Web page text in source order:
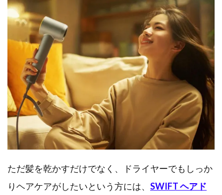
ただ髪を乾かすだけでなく、ドライヤーでもしっか
りヘアケアがしたいという方には、 SWIFT ヘアド